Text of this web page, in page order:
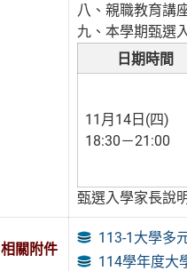
八、親職教育講
九、本學期甄選
日期時間
11月14日(四)
18:30－21:00
甄選入學家長說
相關附件
113-1大學多
114學年度大